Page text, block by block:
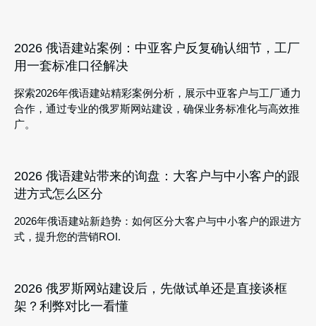
2026 俄语建站案例：中亚客户反复确认细节，工厂
用一套标准口径解决
探索2026年俄语建站精彩案例分析，展示中亚客户与工厂通力
合作，通过专业的俄罗斯网站建设，确保业务标准化与高效推
广。
2026 俄语建站带来的询盘：大客户与中小客户的跟
进方式怎么区分
2026年俄语建站新趋势：如何区分大客户与中小客户的跟进方
式，提升您的营销ROI.
2026 俄罗斯网站建设后，先做试单还是直接谈框
架？利弊对比一看懂